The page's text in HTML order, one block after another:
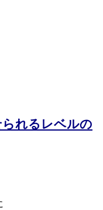
れるレベルの